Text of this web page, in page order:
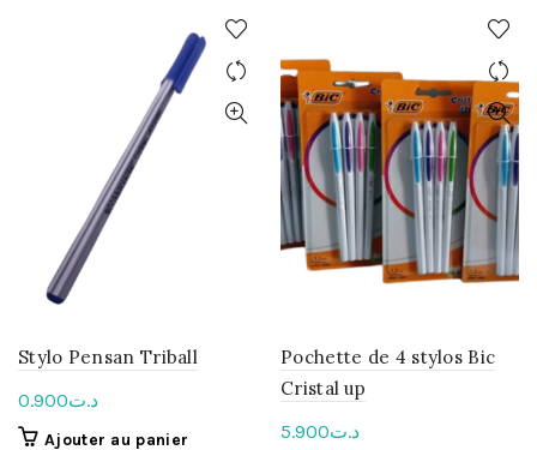
Stylo Pensan Triball
د.ت0.900
Ajouter au panier
Pochette de 4 stylos Bic
Cristal up
د.ت5.900